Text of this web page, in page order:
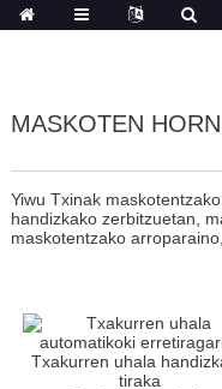
MASKOTEN
Yiwu Txinak
handizkako zerbitzuetan,
maskotentzako